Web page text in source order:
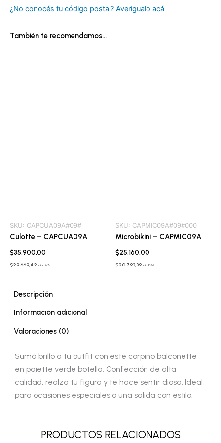
¿No conocés tu código postal? Averigualo acá
También te recomendamos…
SKU: CAPCUA09A#09#
Culotte – CAPCUA09A
$35.900,00
$29.669,42 sin IVA
SKU: CAPMIC09A#09#000
Microbikini – CAPMIC09A
$25.160,00
$20.793,39 sin IVA
Descripción
Información adicional
Valoraciones (0)
Sumá brillo a tu outfit con este corpiño balconette
en paiette verde botella. Confección de alta
calidad, realza tu figura y te hace sentir diosa. Ideal
para ocasiones especiales o una salida con estilo.
PRODUCTOS RELACIONADOS